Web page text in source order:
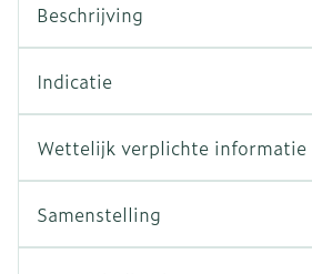
Beschrijving
Indicatie
Wettelijk verplichte informatie
Samenstelling